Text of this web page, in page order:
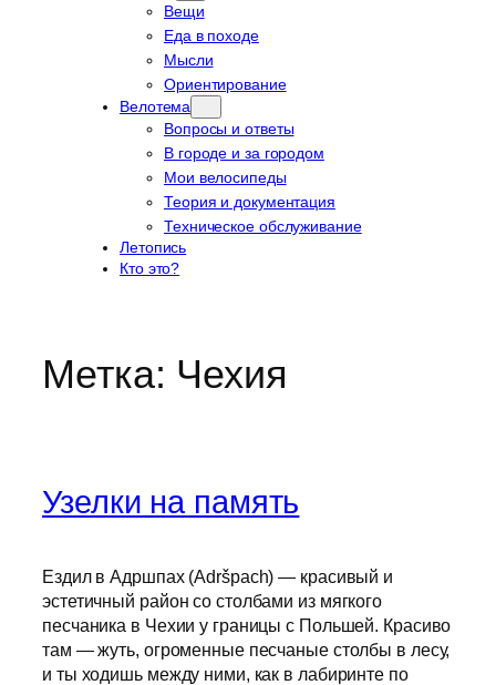
Вещи
Еда в походе
Мысли
Ориентирование
Велотема
Вопросы и ответы
В городе и за городом
Мои велосипеды
Теория и документация
Техническое обслуживание
Летопись
Кто это?
Метка: Чехия
Узелки на память
Ездил в Адршпах (Adršpach) — красивый и
эстетичный район со столбами из мягкого
песчаника в Чехии у границы с Польшей. Красиво
там — жуть, огроменные песчаные столбы в лесу,
и ты ходишь между ними, как в лабиринте по